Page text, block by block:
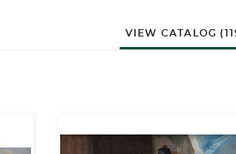
VIEW CATALOG